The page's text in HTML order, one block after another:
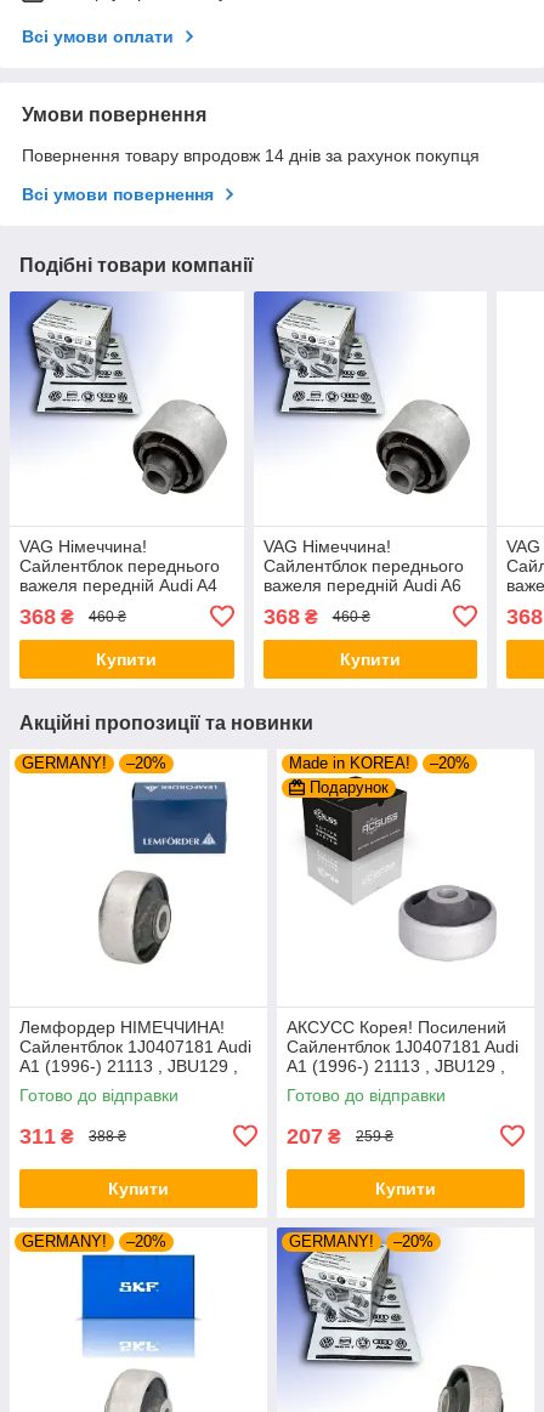
Всі умови оплати
Умови повернення
Повернення товару впродовж 14 днів за рахунок покупця
Всі умови повернення
Подібні товари компанії
VAG Німеччина!
Сайлентблок переднього
важеля передній Audi A4
B5 B6 B7 (1994-). Нижній.
Внутрішній. 14541 ,
JBU642 , VKDS331013
368 ₴ 460 ₴
Купити
VAG Німеччина!
Сайлентблок переднього
важеля передній Audi A6
Внутрішній. 14541 ,
JBU642 , VKDS331013
368₴ 460 ₴
Купити
368
Акційні пропозиції та новинки
GERMANY! –20%
Лемфордер НІМЕЧЧИНА!
Сайлентблок 1J0407181 Audi
A1 (1996-) 21113 , JBU129 ,
VKDS331001
Готово до відправки
311 ₴ 388 ₴
Купити
Made in KOREA!
–20%
Подарунок
АКСУСС Корея! Посилений
Сайлентблок 1J0407181 Audi
A1 (1996-) 21113 , JBU129 ,
VKDS331001
Готово до відправки
207 ₴ 259 ₴
Купити
GERMANY! –20% GERMANY! –20%